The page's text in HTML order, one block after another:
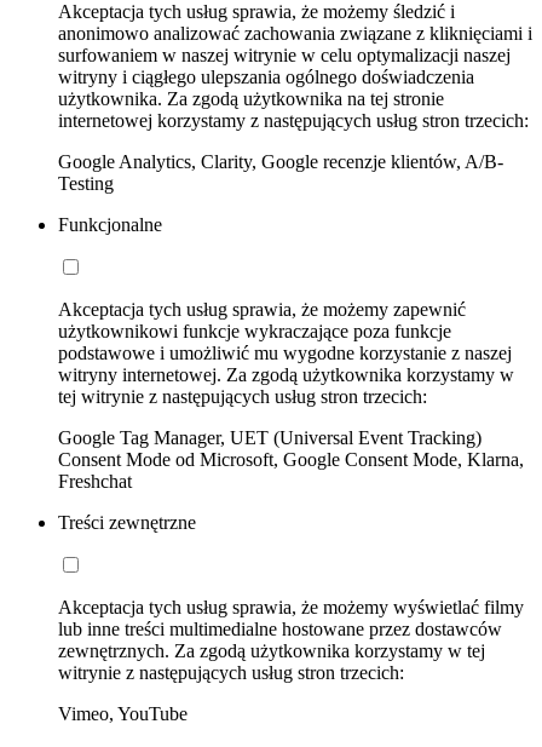
Akceptacja tych usług sprawia, że możemy śledzić i
anonimowo analizować zachowania związane z kliknięciami i
surfowaniem w naszej witrynie w celu optymalizacji naszej
witryny i ciągłego ulepszania ogólnego doświadczenia
użytkownika. Za zgodą użytkownika na tej stronie
internetowej korzystamy z następujących usług stron trzecich:
Google Analytics, Clarity, Google recenzje klientów, A/B-
Testing
Funkcjonalne
Akceptacja tych usług sprawia, że możemy zapewnić
użytkownikowi funkcje wykraczające poza funkcje
podstawowe i umożliwić mu wygodne korzystanie z naszej
witryny internetowej. Za zgodą użytkownika korzystamy w
tej witrynie z następujących usług stron trzecich:
Google Tag Manager, UET (Universal Event Tracking)
Consent Mode od Microsoft, Google Consent Mode, Klarna,
Freshchat
Treści zewnętrzne
Akceptacja tych usług sprawia, że możemy wyświetlać filmy
lub inne treści multimedialne hostowane przez dostawców
zewnętrznych. Za zgodą użytkownika korzystamy w tej
witrynie z następujących usług stron trzecich:
Vimeo, YouTube